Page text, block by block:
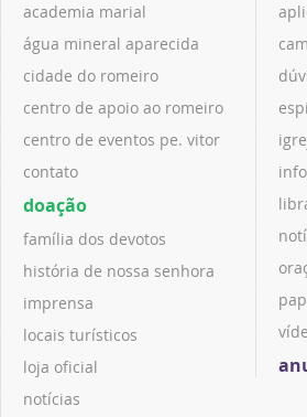
academia marial
água mineral aparecida
cidade do romeiro
centro de apoio ao romeiro
centro de eventos pe. vitor
contato
doação
família dos devotos
história de nossa senhora
imprensa
locais turísticos
loja oficial
notícias